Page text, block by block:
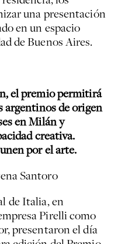
una presentación
en un espacio
de Buenos Aires.
el premio permitirá
argentinos de origen
en Milán y
creativa.
por el arte.
Santoro
de Italia, en
Pirelli como
presentaron el día